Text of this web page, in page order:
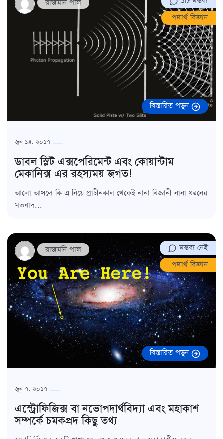
রাজমনি পাল
পদার্থ বিজ্ঞান
বিস্তারিত পড়ুন
জুন ১৪, ২০১৭
ডাবল স্লিট এক্সপেরিমেন্ট এবং কোয়ান্টাম
মেকানিক্স এর রহস্যময় জগত!
আলো আসলে কি এ নিয়ে প্রাচীনকাল থেকেই নানা বিজ্ঞানী নানা ধরনের
মতবাদ...
রাজমনি পাল
মন্তব্য নেই
পদার্থ বিজ্ঞান
বিস্তারিত পড়ুন
জুন ৭, ২০১৭
এস্ট্রোফিজিক্স বা নভোপদার্থবিদ্যা এবং মহাকাশ
সম্পর্কে চমকপ্রদ কিছু তথ্য